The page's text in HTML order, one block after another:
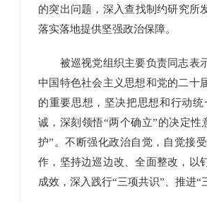
的突出问题，深入查找制约研究所
落实落地提供坚强政治保障。
被巡视党组织主要负责同志表示
中国特色社会主义思想和党的二十
的重要思想，坚决把思想和行动
诚，深刻领悟“两个确立”的决定
护”。不断强化政治自觉，自觉接
作，坚持边巡边改、全面整改，以
成效，深入践行“三项共识”、推进